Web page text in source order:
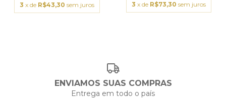
3 x de R$43,30 sem juros 3 x de R$73,30 sem juros
ENVIAMOS SUAS COMPRAS
Entrega em todo o país